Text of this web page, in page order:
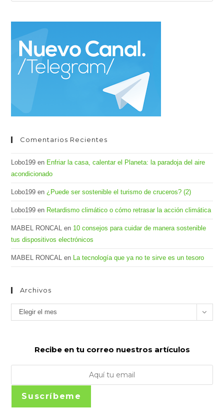
Comentarios Recientes
Lobo199 en Enfriar la casa, calentar el Planeta: la paradoja del aire
acondicionado
Lobo199 en¿Puede ser sostenible el turismo de cruceros? (2)
Lobo199 en Retardismo climático o cómo retrasar la acción climática
MABEL RONCAL en 10 consejos para cuidar de manera sostenible
tus dispositivos electrónicos
MABEL RONCAL en La tecnología que ya no te sirve es un tesoro
Archivos
Archivos
Elegir el mes
Recibe en tu correo nuestros artículos
Suscríbeme